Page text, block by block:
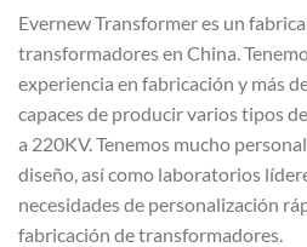
Evernew Transformer es un
transformadores en China.
experiencia en fabricación y más
capaces de producir varios tipos
a 220KV. Tenemos mucho
diseño, así como laboratorios
necesidades de personalización
fabricación de transformadores.